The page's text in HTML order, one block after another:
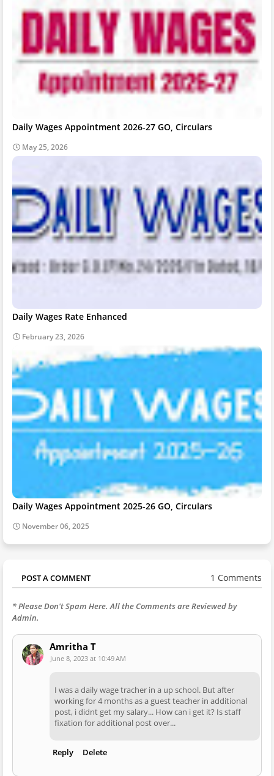
Daily Wages Appointment 2026-27 GO, Circulars
May 25, 2026
Daily Wages Rate Enhanced
February 23, 2026
Daily Wages Appointment 2025-26 GO, Circulars
November 06, 2025
POST A COMMENT 1 Comments
* Please Don't Spam Here. All the Comments are Reviewed by
Admin.
Amritha T
June 8, 2023 at 10:49 AM
I was a daily wage tracher in a up school. But after
working for 4 months as a guest teacher in additional
post, i didnt get my salary... How can i get it? Is staff
fixation for additional post over...
Reply Delete